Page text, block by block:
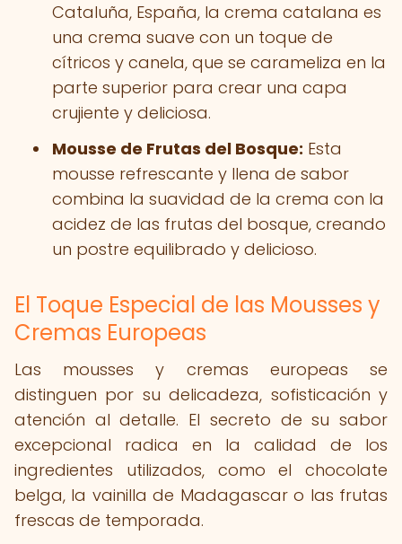
Cataluña, España, la crema catalana es
una crema suave con un toque de
cítricos y canela, que se carameliza en la
parte superior para crear una capa
crujiente y deliciosa.
Mousse de Frutas del Bosque: Esta
mousse refrescante y llena de sabor
combina la suavidad de la crema con la
acidez de las frutas del bosque, creando
un postre equilibrado y delicioso.
El Toque Especial de las Mousses y
Cremas Europeas
Las mousses y cremas europeas se
distinguen por su delicadeza, sofisticación y
atención al detalle. El secreto de su sabor
excepcional radica en la calidad de los
ingredientes utilizados, como el chocolate
belga, la vainilla de Madagascar o las frutas
frescas de temporada.